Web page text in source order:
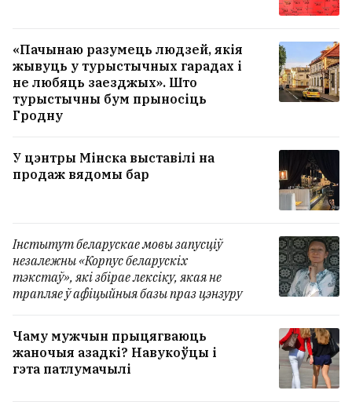
«Пачынаю разумець людзей, якія
жывуць у турыстычных гарадах і
не любяць заезджых». Што
турыстычны бум прыносіць
Гродну
У цэнтры Мінска выставілі на
продаж вядомы бар
Інстытут беларускае мовы запусціў
незалежны «Корпус беларускіх
тэкстаў», які збірае лексіку, якая не
трапляе ў афіцыйныя базы праз цэнзуру
Чаму мужчын прыцягваюць
жаночыя азадкі? Навукоўцы і
гэта патлумачылі
«Прыехаў мэр і прывёз 10 кілаграмаў
корму». Беларуска разам з полькай
адкрыла ў Польшчы часовы дом для
бяздомных катоў
Пад Екацярынбургам падарвалі машыну
дырэктара заводa па вытворчасці
УСЕ НАВІНЫ →